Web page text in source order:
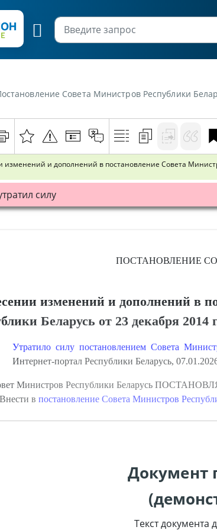
Совета Министров Республики Беларусь от 8 февраля 2016
изменений и дополнений в постановление Совета
силу
ПОСТАНОВЛЕНИЕ
изменений и дополнений в
Беларусь от 23 декабря 2014
Утратило силу постановлением Совета
Интернет-портал Республики Беларусь,
Министров Республики Беларусь
в постановление Совета Министров
Документ
Текст документа